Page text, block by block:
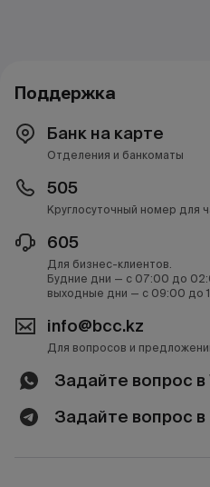
Поддержка
Банк на карте
Отделения и банкоматы
505
Круглосуточный номер для
605
Для бизнес-клиентов.
Будние дни — с 07:00 до
выходные дни — с 09:00 до
info@bcc.kz
Для вопросов и
Задайте вопрос в
Задайте вопрос